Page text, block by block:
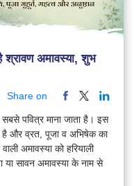
श्रावण अमावस्या, शुभ
Share on
पवित्र माना जाता है। इस
है और व्रत, पूजा व अभिषेक का
अमावस्या को हरियाली
या सावन अमावस्या के नाम से